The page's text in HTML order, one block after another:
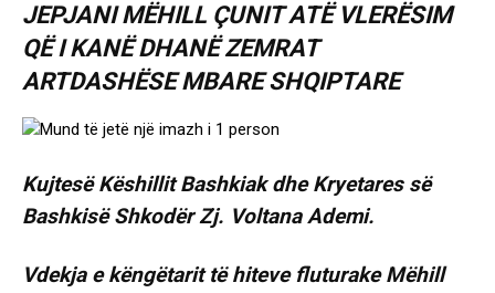
JEPJANI MËHILL ÇUNIT ATË VLERËSIM
QË I KANË DHANË ZEMRAT
ARTDASHËSE MBARE SHQIPTARE
Kujtesë Këshillit Bashkiak dhe Kryetares së
Bashkisë Shkodër Zj. Voltana Ademi.
Vdekja e këngëtarit të hiteve fluturake Mëhill